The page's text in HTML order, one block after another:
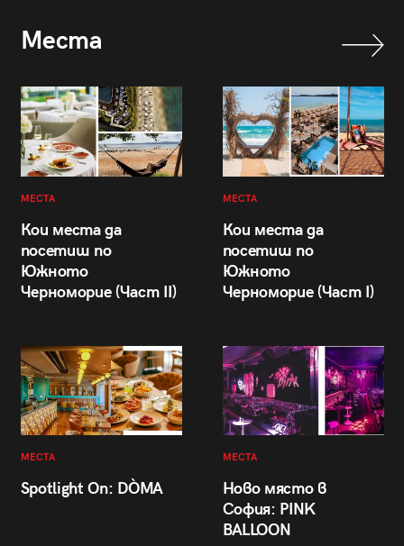
Места
МЕСТА
Кои места да
посетиш по
Южното
Черноморие (Част II)
МЕСТА
Кои места да
посетиш по
Южното
Черноморие (Част I)
МЕСТА
Spotlight On: DÒMA
МЕСТА
Ново място в
София: PINK
BALLOON